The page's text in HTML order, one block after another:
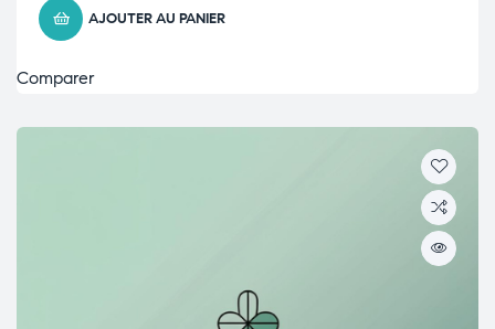
AJOUTER AU PANIER
Comparer